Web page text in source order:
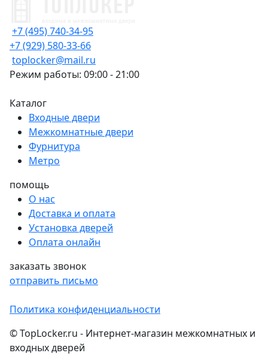
+7 (495) 740-34-95
+7 (929) 580-33-66
toplocker@mail.ru
Режим работы: 09:00 - 21:00
Каталог
Входные двери
Межкомнатные двери
Фурнитура
Метро
помощь
О нас
Доставка и оплата
Установка дверей
Оплата онлайн
заказать звонок
отправить письмо
Политика конфиденциальности
© TopLocker.ru - Интернет-магазин межкомнатных и
входных дверей